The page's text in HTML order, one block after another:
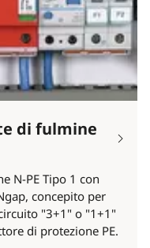
di fulmine
N-PE Tipo 1 con
concepito per
"3+1" o "1+1"
di protezione PE.